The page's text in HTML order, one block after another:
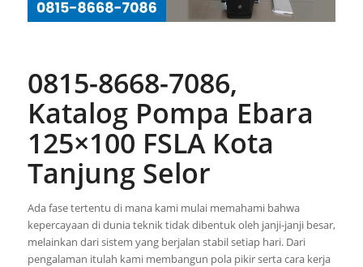
0815-8668-7086,
Katalog Pompa Ebara
125×100 FSLA Kota
Tanjung Selor
Ada fase tertentu di mana kami mulai memahami bahwa
kepercayaan di dunia teknik tidak dibentuk oleh janji-janji besar,
melainkan dari sistem yang berjalan stabil setiap hari. Dari
pengalaman itulah kami membangun pola pikir serta cara kerja